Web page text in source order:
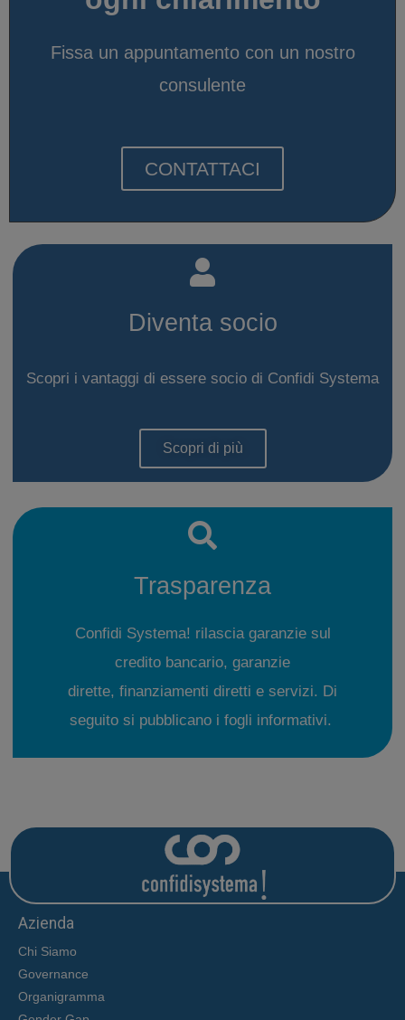
Fissa un appuntamento con un nostro
consulente
CONTATTACI
Diventa socio
Scopri i vantaggi di essere socio di Confidi Systema
Scopri di più
Trasparenza
Confidi Systema! rilascia garanzie sul
credito bancario, garanzie
dirette, finanziamenti diretti e servizi. Di
seguito si pubblicano i fogli informativi.
Azienda
Chi Siamo
Governance
Organigramma